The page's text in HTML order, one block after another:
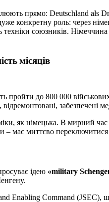
прямо: Deutschland als
конкретну роль: через
техніки союзників.
місяців
пройти до 800 000
як німецька. В мирний
має миттєво переключитися
ідею «military
Enabling Command (JSEC),